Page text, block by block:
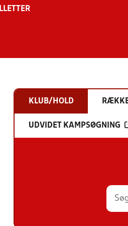
KLUB/HOLD
UDVIDET KAMPSØGNING